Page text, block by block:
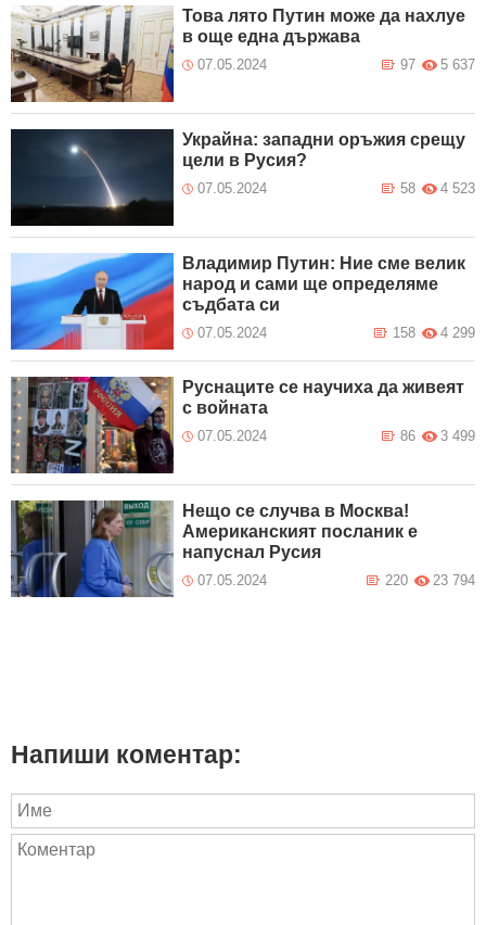
Това лято Путин може да нахлуе
в още една държава
07.05.2024 5 637
97
Украйна: западни оръжия срещу
цели в Русия?
07.05.2024 4 523
58
Владимир Путин: Ние сме велик
народ и сами ще определяме
съдбата си
07.05.2024 4 299
158
Руснаците се научиха да живеят
с войната
07.05.2024 3 499
86
Нещо се случва в Москва!
Американският посланик е
напуснал Русия
07.05.2024 23 794
220
Напиши коментар: